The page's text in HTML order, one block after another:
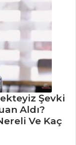
Şevki
Aldı?
Ve Kaç